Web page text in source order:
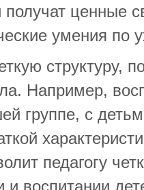
ценные
умения по
структуру,
Например,
группе, с
педагогу